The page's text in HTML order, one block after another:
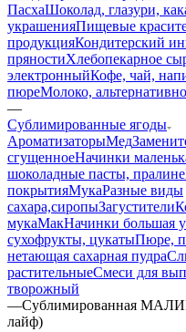
ПасхаШоколад, глазури,
украшенияПищевые
продукцияКондитерский
пряностиХлебопекарное
электронныйКофе, чай,
пюреМолоко,
—
Сублимированные ягоды
АроматизаторыМед
сгущенноеНачинки
шоколадные пасты, пралине
покрытияМукаРазные виды
сахара,сиропыЗагустители
мукаМакНачинки большая
сухофрукты, цукатыПюре,
нетающая сахарная пудра
растительныеСмеси для
творожный
—Сублимированная
лайф)